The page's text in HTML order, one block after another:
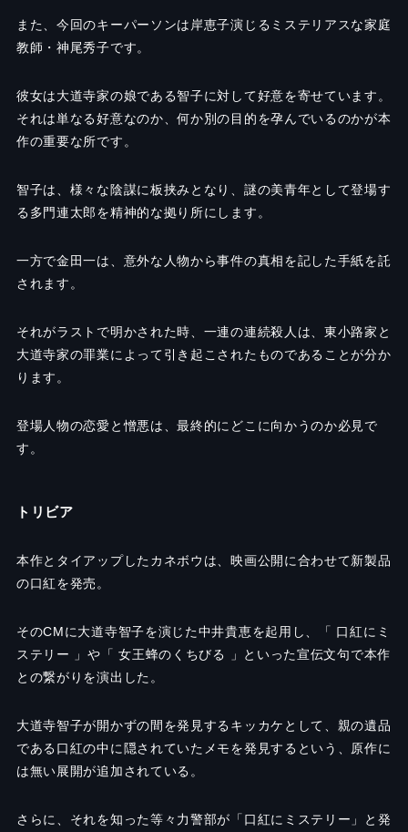
また、今回のキーパーソンは岸恵子演じるミステリアスな家庭
教師・神尾秀子です。
彼女は大道寺家の娘である智子に対して好意を寄せています。
それは単なる好意なのか、何か別の目的を孕んでいるのかが本
作の重要な所です。
智子は、様々な陰謀に板挟みとなり、謎の美青年として登場す
る多門連太郎を精神的な拠り所にします。
一方で金田一は、意外な人物から事件の真相を記した手紙を託
されます。
それがラストで明かされた時、一連の連続殺人は、東小路家と
大道寺家の罪業によって引き起こされたものであることが分か
ります。
登場人物の恋愛と憎悪は、最終的にどこに向かうのか必見で
す。
トリビア
本作とタイアップしたカネボウは、映画公開に合わせて新製品
の口紅を発売。
そのCMに大道寺智子を演じた中井貴恵を起用し、「 口紅にミ
ステリー 」や「 女王蜂のくちびる 」といった宣伝文句で本作
との繋がりを演出した。
大道寺智子が開かずの間を発見するキッカケとして、親の遺品
である口紅の中に隠されていたメモを発見するという、原作に
は無い展開が追加されている。
さらに、それを知った等々力警部が「口紅にミステリー」と発